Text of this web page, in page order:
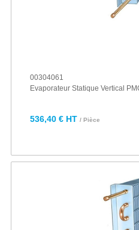
00304061
Evaporateur Statique Vertical
536,40 € HT / Pièce